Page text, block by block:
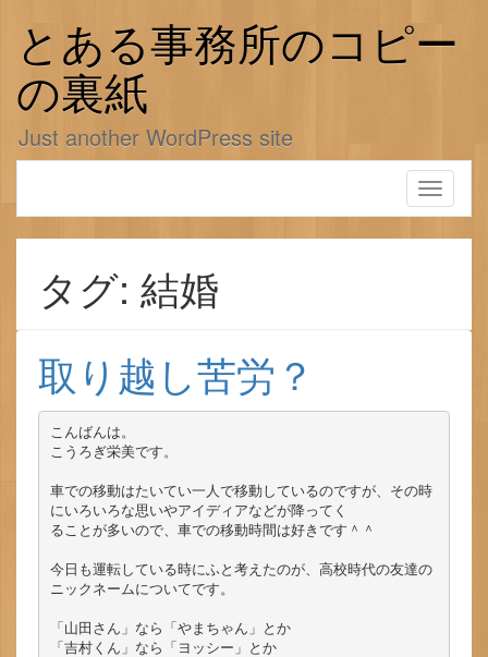
とある事務所のコピー
の裏紙
Just another WordPress site
Toggle
タグ: 結婚
取り越し苦労？
こんばんは。
こうろぎ栄美です。
車での移動はたいてい一人で移動しているのですが、その時
にいろいろな思いやアイディアなどが降ってく
ることが多いので、車での移動時間は好きです＾＾
今日も運転している時にふと考えたのが、高校時代の友達の
ニックネームについてです。
「山田さん」なら「やまちゃん」とか
「吉村くん」なら「ヨッシー」とか